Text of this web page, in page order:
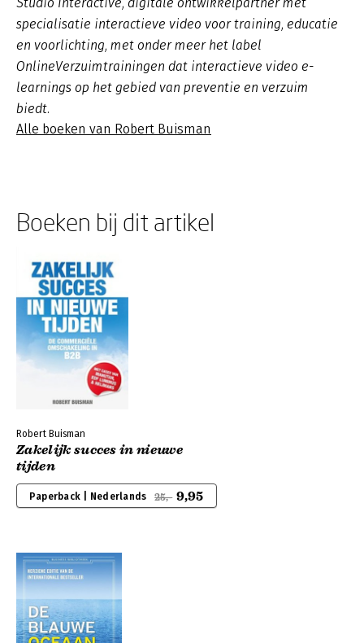
specialisatie interactieve video voor training, educatie
en voorlichting, met onder meer het label
OnlineVerzuimtrainingen dat interactieve video e-
learnings op het gebied van preventie en verzuim
biedt.
Alle boeken van Robert Buisman
Boeken bij dit artikel
Robert Buisman
Zakelijk succes in nieuwe
tijden
Paperback | Nederlands 25,- 9,95